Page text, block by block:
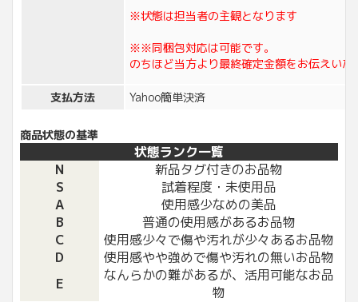
※状態は担当者の主観となります
※※同梱包対応は可能です。
のちほど当方より最終確定金額をお伝えいた
支払方法 Yahoo簡単決済
商品状態の基準
状態ランク一覧
N
新品タグ付きのお品物
S
試着程度・未使用品
A
使用感少なめの美品
B
普通の使用感があるお品物
C
使用感少々で傷や汚れが少々あるお品物
D
使用感やや強めで傷や汚れの無いお品物
E
なんらかの難があるが、活用可能なお品
物